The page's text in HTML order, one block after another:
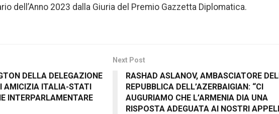
dell’Anno 2023 dalla Giuria del Premio Gazzetta Diplomatica.
DELLA DELEGAZIONE
AMICIZIA ITALIA-STATI
INTERPARLAMENTARE
Next Post
RASHAD ASLANOV, AMBASCIATORE
REPUBBLICA DELL’AZERBAIGIAN: “CI
AUGURIAMO CHE L’ARMENIA DIA UNA
RISPOSTA ADEGUATA AI NOSTRI